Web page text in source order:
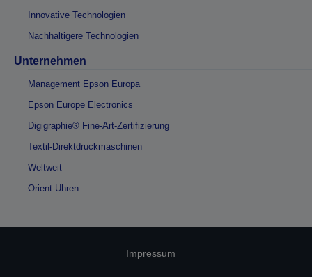
Innovative Technologien
Nachhaltigere Technologien
Unternehmen
Management Epson Europa
Epson Europe Electronics
Digigraphie® Fine-Art-Zertifizierung
Textil-Direktdruckmaschinen
Weltweit
Orient Uhren
Impressum